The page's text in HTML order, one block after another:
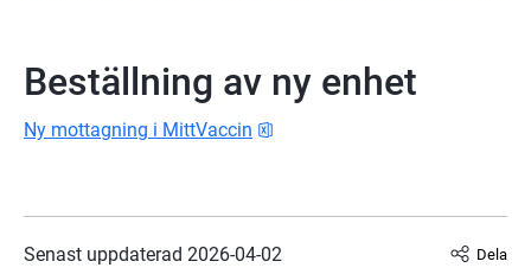
Beställning av ny enhet
Ny mottagning i MittVaccin
Senast uppdaterad 2026-04-02 Dela